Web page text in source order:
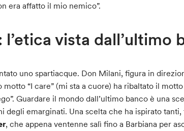
era affatto il mio nemico”.
vista dall’ultimo
uno spartiacque. Don Milani, figura in
“I care” (mi sta a cuore) ha ribaltato il motto
Guardare il mondo dall’ultimo banco è una
degli emarginati. Una scelta che ha ispirato tanti,
, che appena ventenne salì fino a Barbiana per